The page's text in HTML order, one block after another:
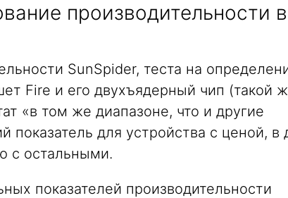
производительности
SunSpider, теста на
Fire и его двухъядерный чип (такой
«в том же диапазоне, что и другие
для устройства с ценой, в
с остальными.
показателей производительности